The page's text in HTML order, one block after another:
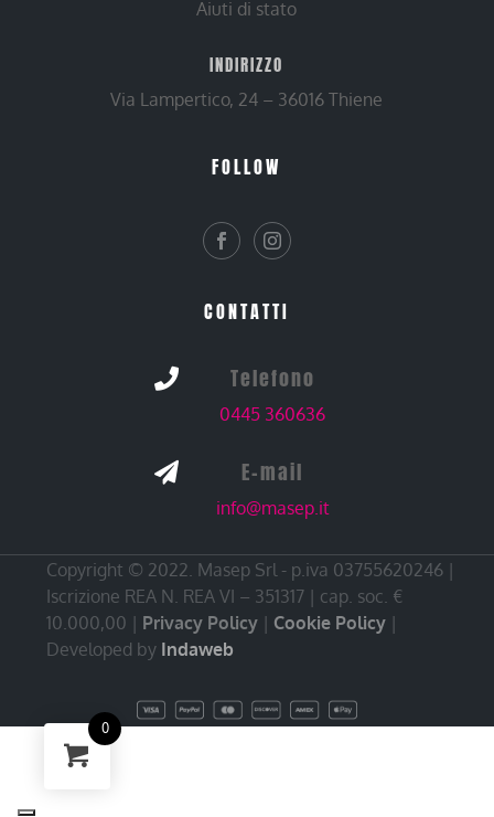
Aiuti di stato
INDIRIZZO
Via Lampertico, 24 – 36016 Thiene
FOLLOW
CONTATTI
 Telefono
0445 360636
 E-mail
info@masep.it
Copyright © 2022. Masep Srl - p.iva 03755620246 |
Iscrizione REA N. REA VI – 351317 | cap. soc. €
10.000,00 | Privacy Policy | Cookie Policy |
Developed by Indaweb
0